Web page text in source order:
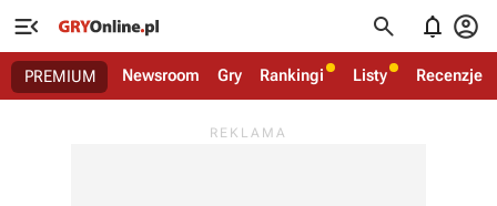
   
PREMIUM Newsroom Gry Rankingi Listy Recenzje